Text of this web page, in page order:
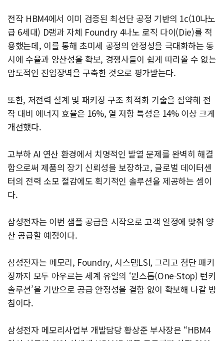
전작 HBM4에서 이미 검증된 최선단 공정 기반의 1c(10나노
급 6세대) D램과 자체 Foundry 4나노 로직 다이(Die)를 적
용했는데, 이를 통해 초미세 공정의 안정성을 극대화하는 동
시에 수율과 양산성을 확보, 경쟁사들이 쉽게 따라올 수 없는
압도적인 진입장벽을 구축한 것으로 평가받는다.
또한, 저전력 설계 및 패키징 구조 최적화 기술을 집약해 전
작 대비 에너지 효율은 16%, 열 저항 특성은 14% 이상 크게
개선했다.
고부하 AI 연산 환경에서 치명적인 발열 문제를 완벽히 해결
함으로써 제품의 장기 신뢰성을 보장하고, 글로벌 데이터센
터의 전력 소모 절감에도 획기적인 솔루션을 제공하는 셈이
다.
삼성전자는 이번 샘플 공급을 시작으로 고객 일정에 맞춰 양
산 공급할 예정이다.
삼성전자는 메모리, Foundry, 시스템LSI, 그리고 첨단 패키
징까지 모두 아우르는 세계 유일의 ‘원스톱(One-Stop) 턴키
솔루션’을 기반으로 공급 안정성을 결함 없이 확보해 나갈 방
침이다.
삼성전자 메모리사업부 개발담당 황상준 부사장은 “HBM4